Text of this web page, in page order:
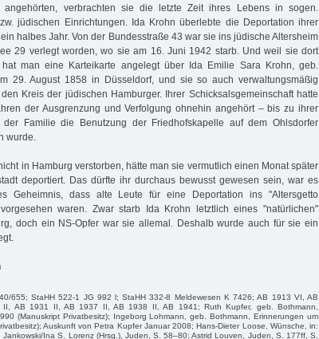
angehörten, verbrachten sie die letzte Zeit ihres Lebens in sogen.
jüdischen Einrichtungen. Ida Krohn überlebte die Deportation ihrer
halbes Jahr. Von der Bundesstraße 43 war sie ins jüdische Altersheim
29 verlegt worden, wo sie am 16. Juni 1942 starb. Und weil sie dort
man eine Karteikarte angelegt über Ida Emilie Sara Krohn, geb.
29. August 1858 in Düsseldorf, und sie so auch verwaltungsmäßig
Kreis der jüdischen Hamburger. Ihrer Schicksalsgemeinschaft hatte
der Ausgrenzung und Verfolgung ohnehin angehört – bis zu ihrer
der Familie die Benutzung der Friedhofskapelle auf dem Ohlsdorfer
wurde.
in Hamburg verstorben, hätte man sie vermutlich einen Monat später
deportiert. Das dürfte ihr durchaus bewusst gewesen sein, war es
Geheimnis, dass alte Leute für eine Deportation ins "Altersgetto
waren. Zwar starb Ida Krohn letztlich eines "natürlichen"
doch ein NS-Opfer war sie allemal. Deshalb wurde auch für sie ein
655; StaHH 522-1 JG 992 l; StaHH 332-8 Meldewesen K 7426; AB 1913 VI, AB
AB 1931 II, AB 1937 II, AB 1938 II, AB 1941; Ruth Kupfer, geb. Bothmann,
(Manuskript Privatbesitz); Ingeborg Lohmann, geb. Bothmann, Erinnerungen um
Auskunft von Petra Kupfer Januar 2008; Hans-Dieter Loose, Wünsche, in:
Jankowski/Ina S. Lorenz (Hrsg.), Juden, S. 58–80; Astrid Louven, Juden, S. 177ff, S.